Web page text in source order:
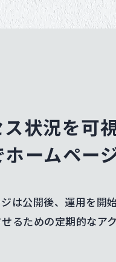
状況を可視
ームペー
は公開後、運用を開
るための定期的なア